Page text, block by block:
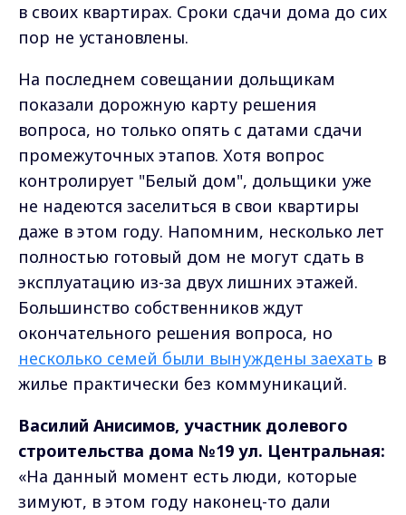
в своих квартирах. Сроки сдачи дома до сих
пор не установлены.
На последнем совещании дольщикам
показали дорожную карту решения
вопроса, но только опять с датами сдачи
промежуточных этапов. Хотя вопрос
контролирует "Белый дом", дольщики уже
не надеются заселиться в свои квартиры
даже в этом году. Напомним, несколько лет
полностью готовый дом не могут сдать в
эксплуатацию из-за двух лишних этажей.
Большинство собственников ждут
окончательного решения вопроса, но
несколько семей были вынуждены заехать в
жилье практически без коммуникаций.
Василий Анисимов, участник долевого
строительства дома №19 ул. Центральная:
«На данный момент есть люди, которые
зимуют, в этом году наконец-то дали